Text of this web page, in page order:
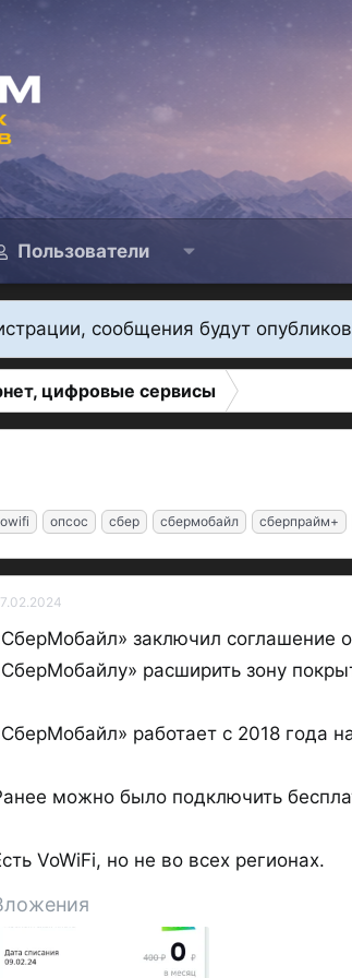
Пользователи
сообщения будут
цифровые сервисы
опсос сбер сбермобайл сберпрайм+
заключил соглашение
расширить зону
работает с 2018 года
можно было подключить
VoWiFi, но не во всех регионах.